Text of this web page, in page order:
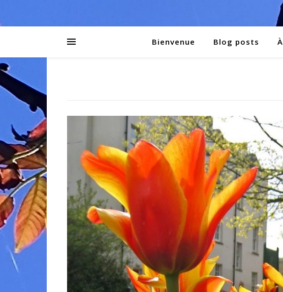
Bienvenue Blog posts